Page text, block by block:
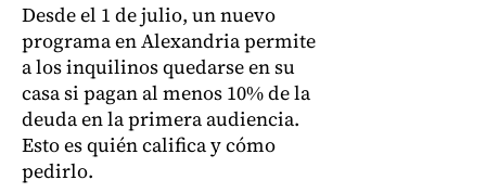
Desde el 1 de julio, un nuevo
programa en Alexandria permite
a los inquilinos quedarse en su
casa si pagan al menos 10% de la
deuda en la primera audiencia.
Esto es quién califica y cómo
pedirlo.